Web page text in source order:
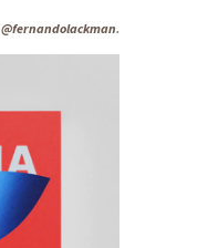
@fernandolackman.